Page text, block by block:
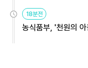
18분전
농식품부, '천원의